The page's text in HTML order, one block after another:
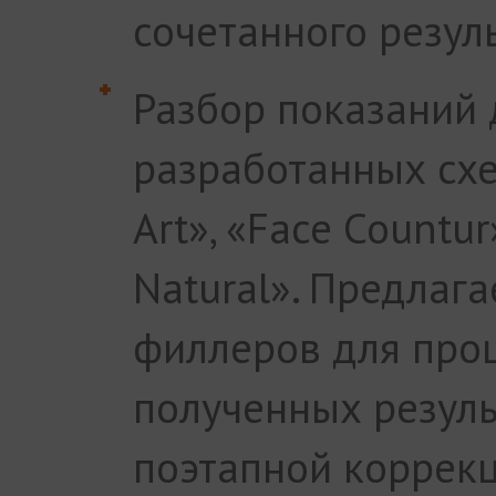
сочетанного
Разбор
разработанных
Art», «Face
Natural».
филлеров для
полученных
поэтапной